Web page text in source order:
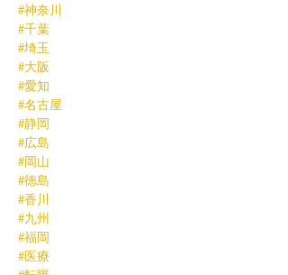
#神奈川
#千葉
#埼玉
#大阪
#愛知
#名古屋
#静岡
#広島
#岡山
#徳島
#香川
#九州
#福岡
#医療